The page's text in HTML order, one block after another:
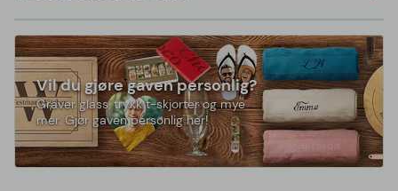
Vil du gjøre gaven personlig?
Graver glass, trykk t-skjorter og mye
mer. Gjør gaven personlig her!